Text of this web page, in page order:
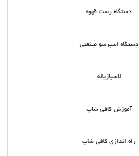
دستگاه رست قهوه
دستگاه اسپرسو صنعتی
لاسپازیاله
آموزش کافی شاپ
راه اندازی کافی شاپ